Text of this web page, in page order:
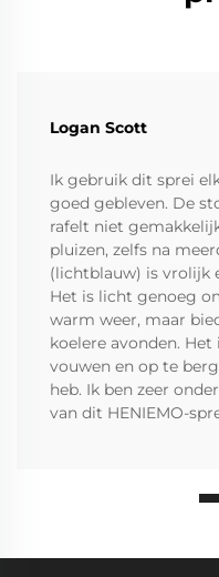
Logan Scott
Ik gebruik dit sprei
goed gebleven. De
rafelt niet
pluizen, zelfs na
(lichtblauw) is vrolijk
Het is licht genoeg
warm weer, maar
koelere avonden.
vouwen en op te
heb. Ik ben zeer
van dit HENIEMO-